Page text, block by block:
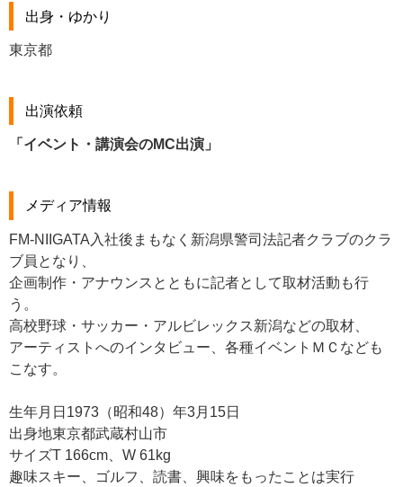
出身・ゆかり
東京都
出演依頼
「イベント・講演会のMC出演」
メディア情報
FM-NIIGATA入社後まもなく新潟県警司法記者クラブのクラ
ブ員となり、
企画制作・アナウンスとともに記者として取材活動も行
う。
高校野球・サッカー・アルビレックス新潟などの取材、
アーティストへのインタビュー、各種イベントＭＣなども
こなす。
生年月日1973（昭和48）年3月15日
出身地東京都武蔵村山市
サイズT 166cm、W 61kg
趣味スキー、ゴルフ、読書、興味をもったことは実行